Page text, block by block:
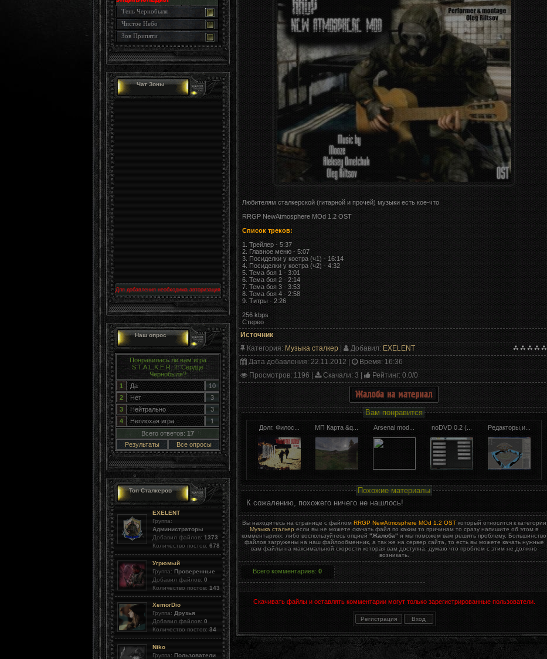
Тень Чернобыля
Чистое Небо
Зов Припяти
Чат Зоны
Для добавления необходима авторизация
Наш опрос
Понравилась ли вам игра
S.T.A.L.K.E.R. 2: Сердце
Чернобыля?
1
Да
10
2
Нет
3
3
Нейтрально
3
4
Неплохая игра
1
Всего ответов: 17
Результаты
Все опросы
Топ Сталкеров
EXELENT
Группа:
Администраторы
Добавил файлов: 1373
Количество постов: 678
Угрюмый
Группа: Проверенные
Добавил файлов: 0
Количество постов: 143
XemorDio
Группа: Друзья
Добавил файлов: 0
Количество постов: 34
Niko
Группа: Пользователи
Любителям сталкерской (гитарной и прочей) музыки есть кое-что
RRGP NewAtmosphere MOd 1.2 OST
Список треков:
1. Трейлер - 5:37
2. Главное меню - 5:07
3. Посиделки у костра (ч1) - 16:14
4. Посиделки у костра (ч2) - 4:32
5. Тема боя 1 - 3:01
6. Тема боя 2 - 2:14
7. Тема боя 3 - 3:53
8. Тема боя 4 - 2:58
9. Титры - 2:26
256 kbps
Стерео
Источник
Категория: Музыка сталкер | Добавил: EXELENT
Дата добавления: 22.11.2012 | Время: 16:36
Просмотров: 1196 | Скачали: 3 | Рейтинг: 0.0/0
Вам понравится
Долг. Филос... МП Карта &q... Arsenal mod... noDVD 0.2 (... Редакторы,и...
Похожие материалы
К сожалению, похожего ничего не нашлось!
Вы находитесь на странице с файлом RRGP NewAtmosphere MOd 1.2 OSTкоторый относится к категории
Музыка сталкер если вы не можете скачать файл по каким то причинам то сразу напишите об этом в
комментариях, либо воспользуйтесь опцией "Жалоба" и мы поможем вам решить проблему. Большинство
файлов загружены на наш файлообменник, а так же на сервер сайта, то есть вы можете качать нужные
вам файлы на максимальной скорости которая вам доступна, думаю что проблем с этим не должно
возникать.
Всего комментариев: 0
Скачивать файлы и оставлять комментарии могут только зарегистрированные пользователи.